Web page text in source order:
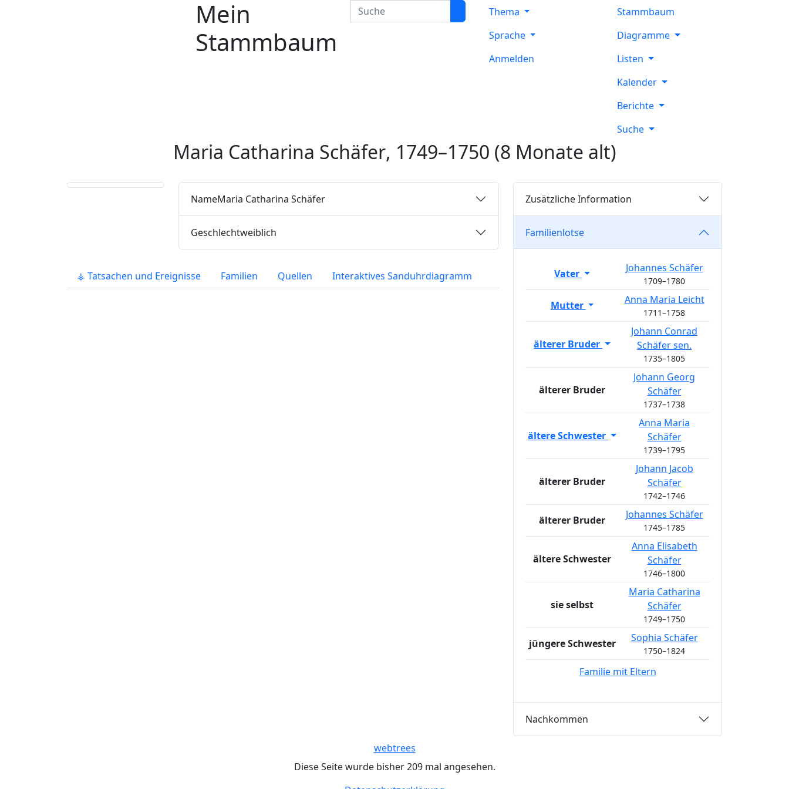
Mein
Stammbaum
Suche
Thema
Sprache
Anmelden
Stammbaum
Diagramme
Listen
Kalender
Berichte
Suche
Maria Catharina Schäfer, 1749–1750 (8 Monate alt)
NameMaria Catharina Schäfer
Geschlechtweiblich
⚶ Tatsachen und Ereignisse Familien Quellen Interaktives Sanduhrdiagramm
Zusätzliche Information
Familienlotse
Familie mit Eltern
Vater Johannes Schäfer
1709–1780
Mutter Anna Maria Leicht
1711–1758
älterer Bruder
Johann Conrad
Schäfersen.
1735–1805
älterer Bruder
Johann Georg
Schäfer
1737–1738
ältere Schwester
Anna Maria
Schäfer
1739–1795
älterer Bruder
Johann Jacob
Schäfer
1742–1746
älterer Bruder Johannes Schäfer
1745–1785
ältere Schwester
Anna Elisabeth
Schäfer
1746–1800
sie selbst
Maria Catharina
Schäfer
1749–1750
jüngere Schwester Sophia Schäfer
1750–1824
Nachkommen
webtrees
Diese Seite wurde bisher209mal angesehen.